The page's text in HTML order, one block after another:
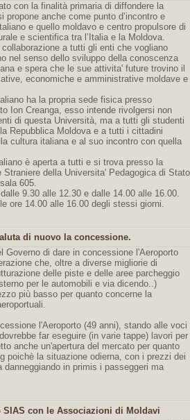
con la finalità primaria di diffondere la
anche come punto d’incontro e
e quello moldavo e centro propulsore di
e scientifica tra l’Italia e la Moldova.
collaborazione a tutti gli enti che vogliano
nel senso dello sviluppo della conoscenza
e spera che le sue attivita' future trovino il
economiche e amministrative moldave e
ha la propria sede fisica presso
Ion Creanga, esso intende rivolgersi non
di questa Università, ma a tutti gli studenti
Repubblica Moldova e a tutti i cittadini
cultura italiana e al suo incontro con quella
è aperta a tutti e si trova presso la
Straniere della Universita' Pedagogica di Stato
605.
9.30 alle 12.30 e dalle 14.00 alle 16.00.
ore 14.00 alle 16.00 degli stessi giorni.
di nuovo la concessione.
Governo di dare in concessione l'Aeroporto
che, oltre a diverse migliorie di
delle piste e delle aree parcheggio
per le automobili e via dicendo..)
più basso per quanto concerne la
l'Aeroporto (49 anni), stando alle voci
far eseguire (in varie tappe) lavori per
anche un'apertura del mercato per quanto
poichè la situazione odierna, con i prezzi dei
in primis i passeggeri ma
SIAS con le Associazioni di Moldavi